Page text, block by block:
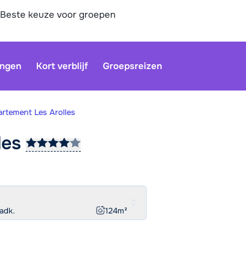
Beste keuze voor groepen
Kort verblijf Groepsreizen
Les Arolles
124m²